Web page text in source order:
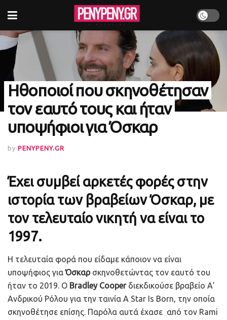
Ηθοποιοί που σκηνοθέτησαν
τον εαυτό τους και ήταν
υποψήφιοι για Όσκαρ
by PENYPENY.GR
Έχει συμβεί αρκετές φορές στην
ιστορία των βραβείων Όσκαρ, με
τον τελευταίο νικητή να είναι το
1997.
Η τελευταία φορά που είδαμε κάποιον να είναι
υποψήφιος γιαΌσκαρσκηνοθετώντας τον εαυτό του
ήταν το 2019. Ο Bradley Cooperδιεκδικούσε βραβείο Α’
Ανδρικού Ρόλου για την ταινία A Star Is Born, την οποία
σκηνοθέτησε επίσης. Παρόλα αυτά έχασε από τον Rami